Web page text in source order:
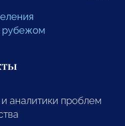
рубежом
аналитики проблем